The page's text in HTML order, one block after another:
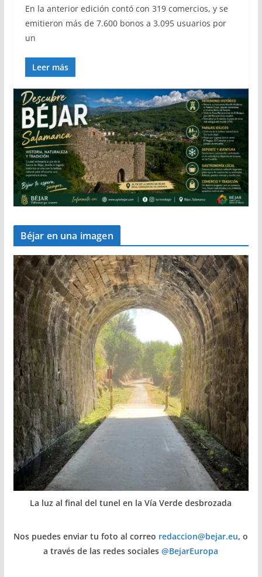
En la anterior edición contó con 319 comercios, y se
emitieron más de 7.600 bonos a 3.095 usuarios por
un
Leer más
Béjar en una imagen
La luz al final del tunel en la Vía Verde desbrozada
Nos puedes enviar tu foto al correo redaccion@bejar.eu, o
a través de las redes sociales@BejarEuropa